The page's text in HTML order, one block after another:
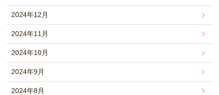
2024年12月
2024年11月
2024年10月
2024年9月
2024年8月